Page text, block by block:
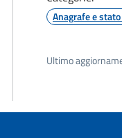
Anagrafe e
Ultimo